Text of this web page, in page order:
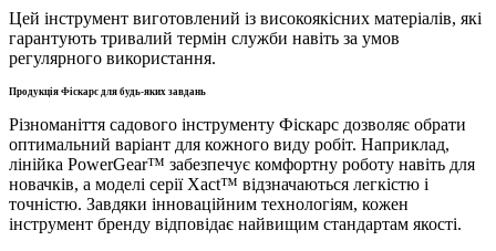
Цей інструмент виготовлений із високоякісних матеріалів, які
гарантують тривалий термін служби навіть за умов
регулярного використання.
Продукція Фіскарс для будь-яких завдань
Різноманіття садового інструменту Фіскарс дозволяє обрати
оптимальний варіант для кожного виду робіт. Наприклад,
лінійка PowerGear™ забезпечує комфортну роботу навіть для
новачків, а моделі серії Xact™ відзначаються легкістю і
точністю. Завдяки інноваційним технологіям, кожен
інструмент бренду відповідає найвищим стандартам якості.